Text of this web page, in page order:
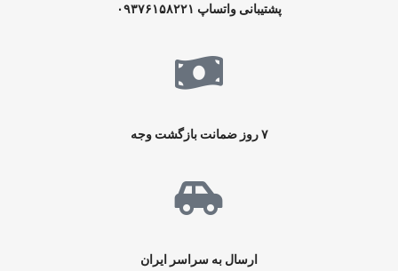
پشتیبانی واتساپ ۰۹۳۷۶۱۵۸۲۲۱
۷ روز ضمانت بازگشت وجه
ارسال به سراسر ایران